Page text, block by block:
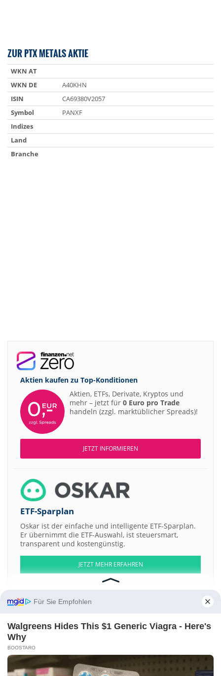
ZUR PTX METALS AKTIE
WKN AT
WKN DE
A40KHN
ISIN
CA69380V2057
Symbol
PANXF
Indizes
Land
Branche
Aktien kaufen zu Top-Konditionen
Aktien, ETFs, Derivate, Kryptos und
mehr – jetzt für 0 Euro pro Trade
handeln (zzgl. marktüblicher Spreads)!
JETZT INFORMIEREN
ETF-Sparplan
Oskar ist der einfache und intelligente ETF-Sparplan.
Er übernimmt die ETF-Auswahl, ist steuersmart,
transparent und kostengünstig.
JETZT MEHR ERFAHREN
Aktien ATX DAX EuroStoxx 50 Dow Jones NASDAQ 100 Nikkei 225
S&P 500
Soiltech As Registered Shs
Shree Tirupati Balajee Agro Trading Company
Curasight A-S Cons 2
Für Sie Empfohlen
Walgreens Hides This $1 Generic Viagra - Here's
Why
BOOSTARO